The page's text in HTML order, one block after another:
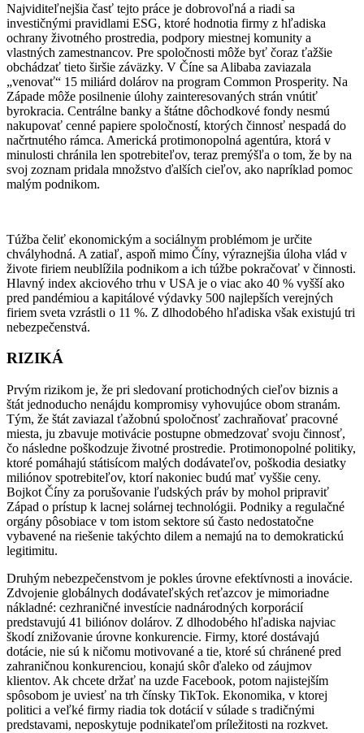
Najviditeľnejšia časť tejto práce je dobrovoľná a riadi sa
investičnými pravidlami ESG, ktoré hodnotia firmy z hľadiska
ochrany životného prostredia, podpory miestnej komunity a
vlastných zamestnancov. Pre spoločnosti môže byť čoraz ťažšie
obchádzať tieto širšie záväzky. V Číne sa Alibaba zaviazala
„venovať“ 15 miliárd dolárov na program Common Prosperity. Na
Západe môže posilnenie úlohy zainteresovaných strán vnútiť
byrokracia. Centrálne banky a štátne dôchodkové fondy nesmú
nakupovať cenné papiere spoločností, ktorých činnosť nespadá do
načrtnutého rámca. Americká protimonopolná agentúra, ktorá v
minulosti chránila len spotrebiteľov, teraz premýšľa o tom, že by na
svoj zoznam pridala množstvo ďalších cieľov, ako napríklad pomoc
malým podnikom.
Túžba čeliť ekonomickým a sociálnym problémom je určite
chvályhodná. A zatiaľ, aspoň mimo Číny, výraznejšia úloha vlád v
živote firiem neublížila podnikom a ich túžbe pokračovať v činnosti.
Hlavný index akciového trhu v USA je o viac ako 40 % vyšší ako
pred pandémiou a kapitálové výdavky 500 najlepších verejných
firiem sveta vzrástli o 11 %. Z dlhodobého hľadiska však existujú tri
nebezpečenstvá.
RIZIKÁ
Prvým rizikom je, že pri sledovaní protichodných cieľov biznis a
štát jednoducho nenájdu kompromisy vyhovujúce obom stranám.
Tým, že štát zaviazal ťažobnú spoločnosť zachraňovať pracovné
miesta, ju zbavuje motivácie postupne obmedzovať svoju činnosť,
čo následne poškodzuje životné prostredie. Protimonopolné politiky,
ktoré pomáhajú státisícom malých dodávateľov, poškodia desiatky
miliónov spotrebiteľov, ktorí nakoniec budú mať vyššie ceny.
Bojkot Číny za porušovanie ľudských práv by mohol pripraviť
Západ o prístup k lacnej solárnej technológii. Podniky a regulačné
orgány pôsobiace v tom istom sektore sú často nedostatočne
vybavené na riešenie takýchto dilem a nemajú na to demokratickú
legitimitu.
Druhým nebezpečenstvom je pokles úrovne efektívnosti a inovácie.
Zdvojenie globálnych dodávateľských reťazcov je mimoriadne
nákladné: cezhraničné investície nadnárodných korporácií
predstavujú 41 biliónov dolárov. Z dlhodobého hľadiska najviac
škodí znižovanie úrovne konkurencie. Firmy, ktoré dostávajú
dotácie, nie sú k ničomu motivované a tie, ktoré sú chránené pred
zahraničnou konkurenciou, konajú skôr ďaleko od záujmov
klientov. Ak chcete držať na uzde Facebook, potom najistejším
spôsobom je uviesť na trh čínsky TikTok. Ekonomika, v ktorej
politici a veľké firmy riadia tok dotácií v súlade s tradičnými
predstavami, neposkytuje podnikateľom príležitosti na rozkvet.